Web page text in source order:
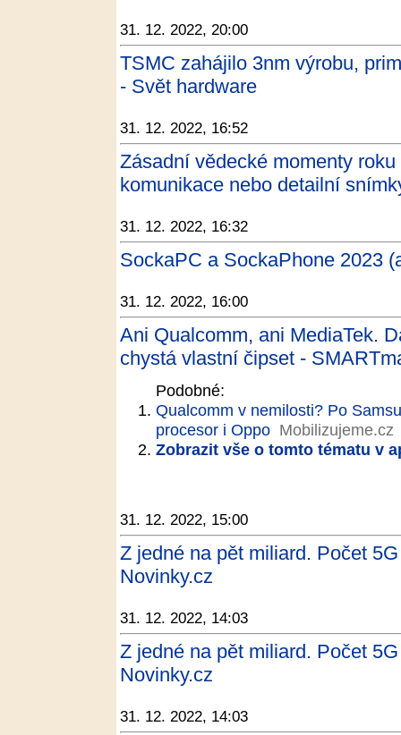
31. 12. 2022, 20:00
TSMC zahájilo 3nm výrobu,
- Svět hardware
31. 12. 2022, 16:52
Zásadní vědecké momenty
komunikace nebo detailní
31. 12. 2022, 16:32
SockaPC a SockaPhone 2023
31. 12. 2022, 16:00
Ani Qualcomm, ani MediaTek.
chystá vlastní čipset -
Podobné:
Qualcomm v nemilosti? Po
procesor i Oppo Mobilizujeme.cz
Zobrazit vše o tomto tématu v
31. 12. 2022, 15:00
Z jedné na pět miliard. Počet
Novinky.cz
31. 12. 2022, 14:03
Z jedné na pět miliard. Počet
Novinky.cz
31. 12. 2022, 14:03